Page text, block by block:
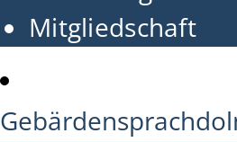
Mitgliedschaft